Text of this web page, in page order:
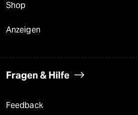
Shop
Anzeigen
Fragen & Hilfe
Feedback